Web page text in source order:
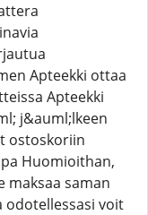
Apteekki ottaa
Apteekki
j&auml;lkeen
ostoskoriin
Huomioithan,
maksaa saman
odotellessasi voit